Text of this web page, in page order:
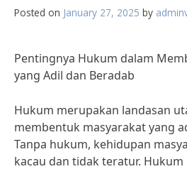
Posted on January 27, 2025 by
Pentingnya Hukum dalam
yang Adil dan Beradab
Hukum merupakan landasan
membentuk masyarakat yang
Tanpa hukum, kehidupan
kacau dan tidak teratur.